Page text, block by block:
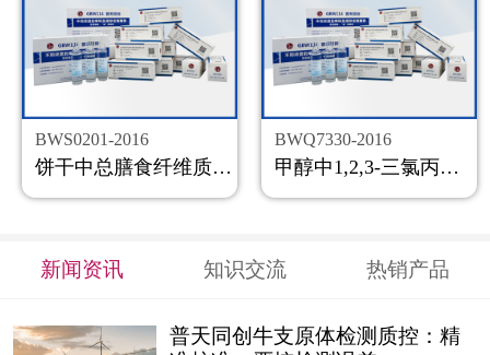
BWS0201-2016
饼干中总膳食纤维质控样品
BWQ7330-2016
甲醇中1,2,3-三氯丙烷溶液标准物质
新闻资讯 知识交流 热销产品
普天同创牛支原体检测质控：精